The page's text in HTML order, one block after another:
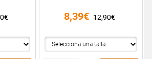
8,39€ 12,90€